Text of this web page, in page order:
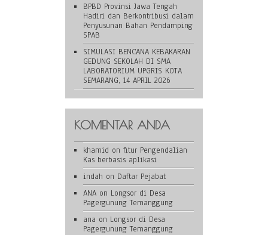
BPBD Provinsi Jawa Tengah
Hadiri dan Berkontribusi dalam
Penyusunan Bahan Pendamping
SPAB
SIMULASI BENCANA KEBAKARAN
GEDUNG SEKOLAH DI SMA
LABORATORIUM UPGRIS KOTA
SEMARANG, 14 APRIL 2026
KOMENTAR ANDA
khamid on fitur Pengendalian
Kas berbasis aplikasi
indah on Daftar Pejabat
ANA on Longsor di Desa
Pagergunung Temanggung
ana on Longsor di Desa
Pagergunung Temanggung